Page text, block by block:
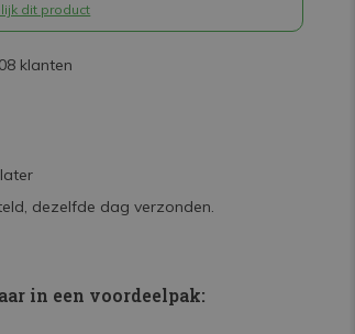
dit product
klanten
dezelfde dag verzonden.
in een voordeelpak: